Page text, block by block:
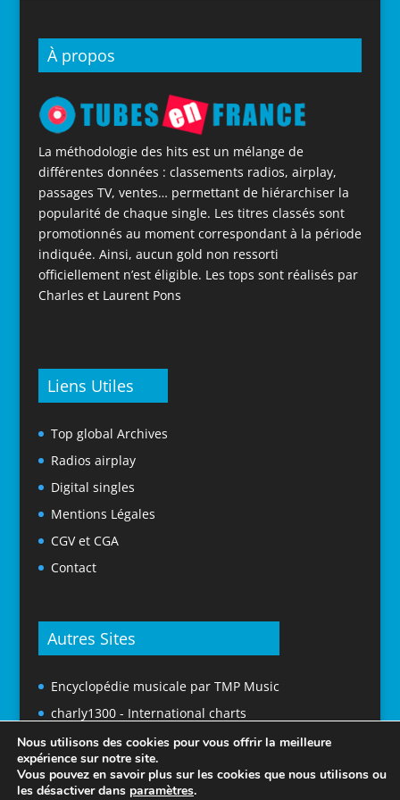
À propos
La méthodologie des hits est un mélange de
différentes données : classements radios, airplay,
passages TV, ventes… permettant de hiérarchiser la
popularité de chaque single. Les titres classés sont
promotionnés au moment correspondant à la période
indiquée. Ainsi, aucun gold non ressorti
officiellement n’est éligible. Les tops sont réalisés par
Charles et Laurent Pons
Liens Utiles
Top global Archives
Radios airplay
Digital singles
Mentions Légales
CGV et CGA
Contact
Autres Sites
Encyclopédie musicale par TMP Music
charly1300 - International charts
Nous utilisons des cookies pour vous offrir la meilleure
expérience sur notre site.
Vous pouvez en savoir plus sur les cookies que nous utilisons ou
les désactiver dans paramètres.